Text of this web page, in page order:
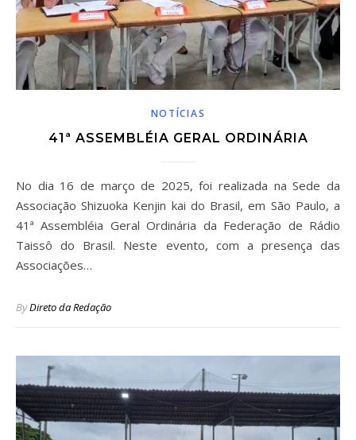
NOTÍCIAS
41ª ASSEMBLÉIA GERAL ORDINÁRIA
No dia 16 de março de 2025, foi realizada na Sede da
Associação Shizuoka Kenjin kai do Brasil, em São Paulo, a
41ª Assembléia Geral Ordinária da Federação de Rádio
Taissô do Brasil. Neste evento, com a presença das
Associações…
ByDireto da Redação